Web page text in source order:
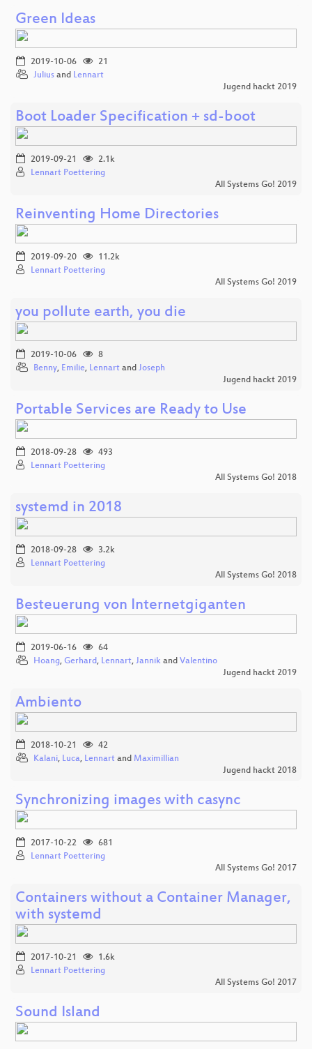
Green Ideas
2019-10-06
21
Julius and Lennart
Jugend hackt 2019
Boot Loader Specification + sd-boot
2019-09-21
2.1k
Lennart Poettering
All Systems Go! 2019
Reinventing Home Directories
2019-09-20
11.2k
Lennart Poettering
All Systems Go! 2019
you pollute earth, you die
2019-10-06
8
Benny, Emilie, Lennart and Joseph
Jugend hackt 2019
Portable Services are Ready to Use
2018-09-28
493
Lennart Poettering
All Systems Go! 2018
systemd in 2018
2018-09-28
3.2k
Lennart Poettering
All Systems Go! 2018
Besteuerung von Internetgiganten
2019-06-16
64
Hoang, Gerhard, Lennart, Jannik and Valentino
Jugend hackt 2019
Ambiento
2018-10-21
42
Kalani, Luca, Lennart and Maximillian
Jugend hackt 2018
Synchronizing images with casync
2017-10-22
681
Lennart Poettering
All Systems Go! 2017
Containers without a Container Manager,
with systemd
2017-10-21
1.6k
Lennart Poettering
All Systems Go! 2017
Sound Island